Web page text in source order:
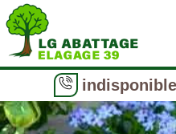
indisponible